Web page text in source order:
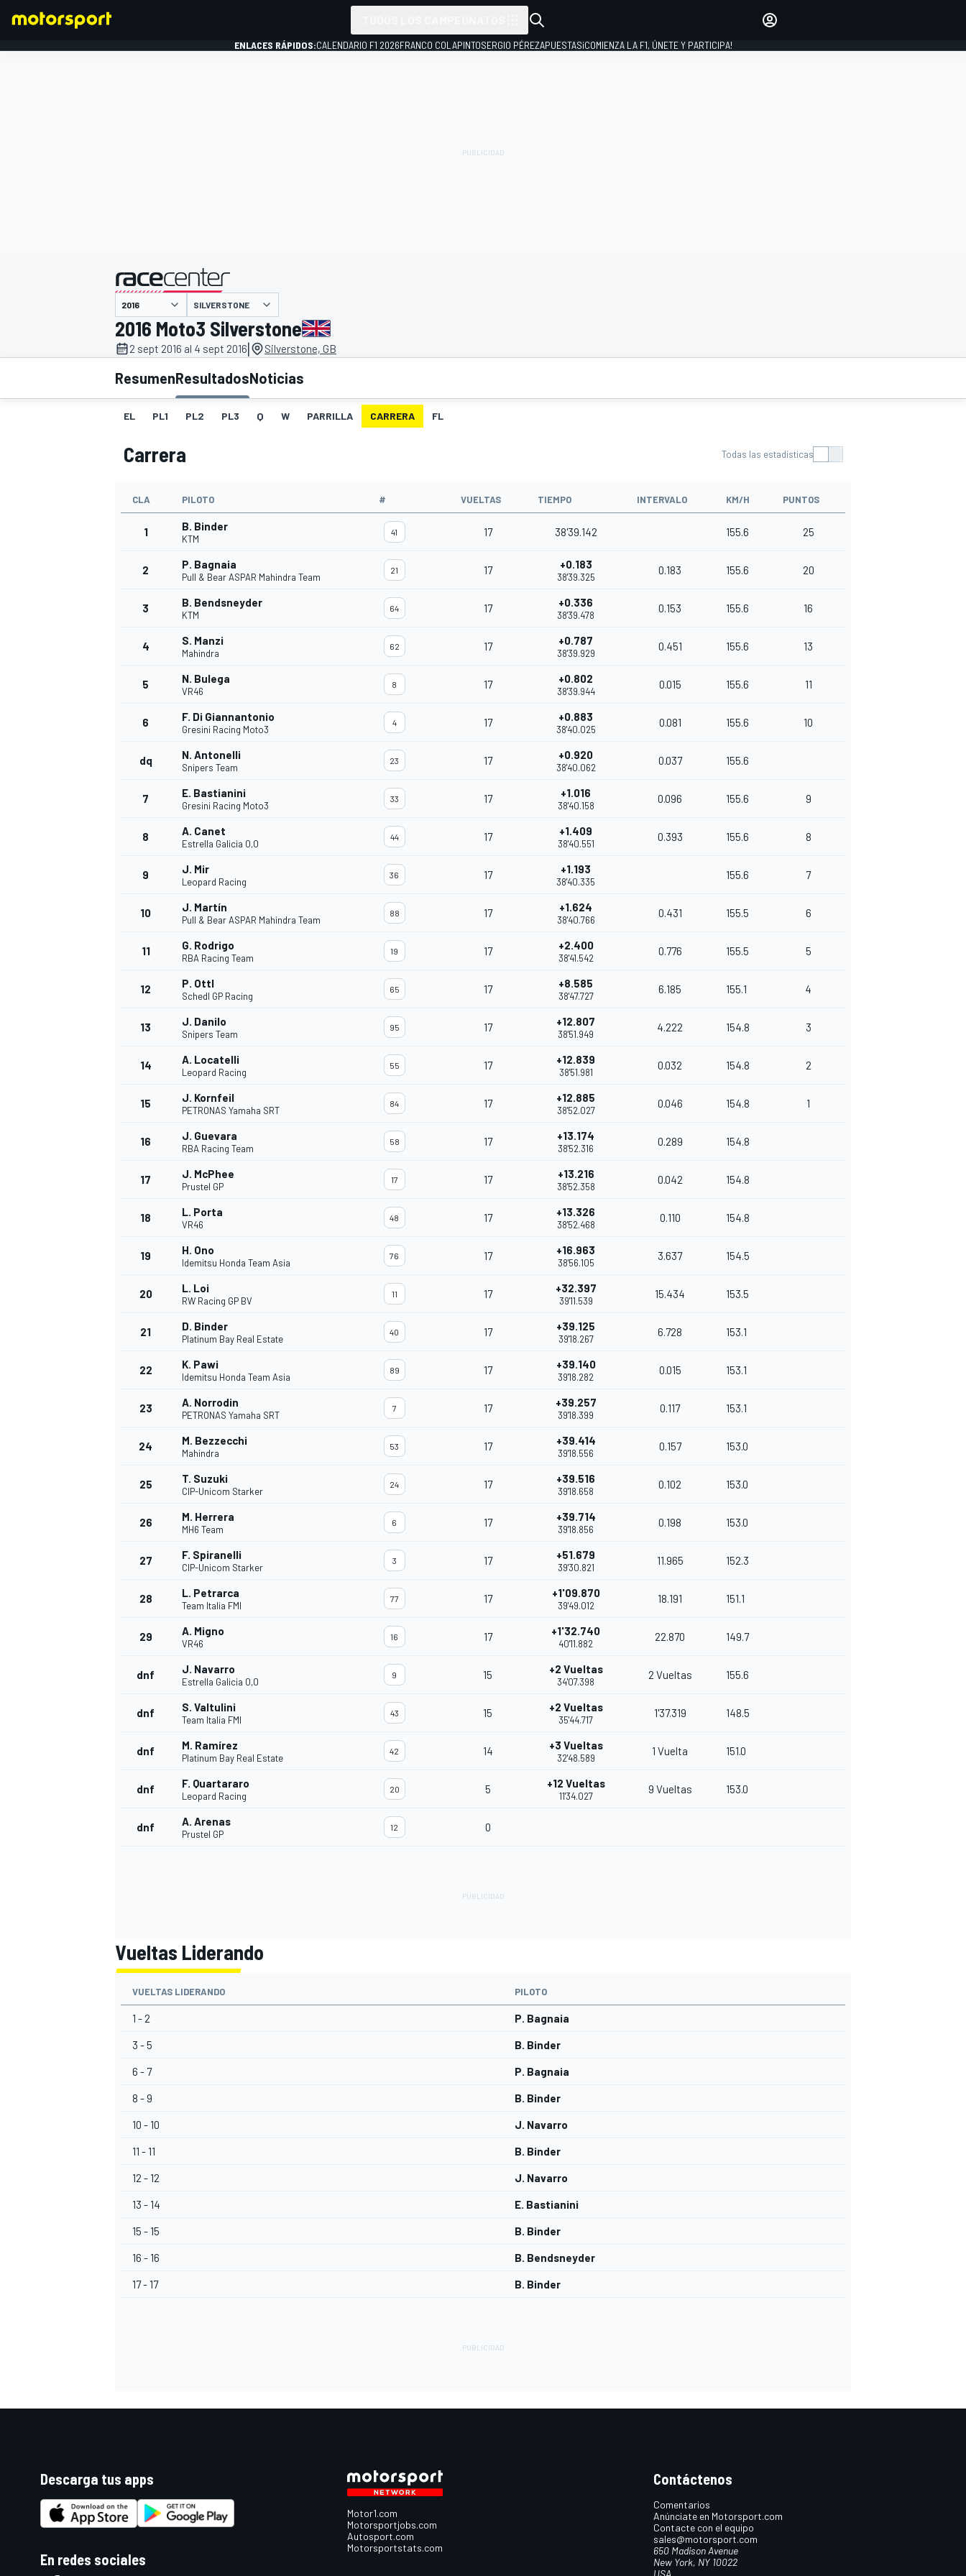
INDYCAR
FÓRMULA E
INICIAR SESIÓN
ENLACES RÁPIDOS:CALENDARIO F1 2026FRANCO COLAPINTOSERGIO PÉREZAPUESTAS¡COMIENZA LA F1, ÚNETE Y PARTICIPA!
presentado por
SILVERSTONE
2016 Moto3 Silverstone
2 sept 2016 al 4 sept 2016| Silverstone, GB
ResumenResultadosNoticias
EL PL1 PL2 PL3 Q W PARRILLA CARRERA FL
Carrera Todas las estadísticas
CLA PILOTO # VUELTAS TIEMPO INTERVALO KM/H PUNTOS
1 B. Binder
KTM
41 17 38'39.142 155.6 25
2 P. Bagnaia
Pull & Bear ASPAR Mahindra Team
21 17 +0.183
38'39.325
0.183 155.6 20
3 B. Bendsneyder
KTM
64 17 +0.336
38'39.478
0.153 155.6 16
4 S. Manzi
Mahindra
62 17 +0.787
38'39.929
0.451 155.6 13
5 N. Bulega
VR46
8 17 +0.802
38'39.944
0.015 155.6 11
6 F. Di Giannantonio
Gresini Racing Moto3
4 17 +0.883
38'40.025
0.081 155.6 10
dq N. Antonelli
Snipers Team
23 17 +0.920
38'40.062
0.037 155.6
7 E. Bastianini
Gresini Racing Moto3
33 17 +1.016
38'40.158
0.096 155.6 9
8 A. Canet
Estrella Galicia 0,0
44 17 +1.409
38'40.551
0.393 155.6 8
9 J. Mir
Leopard Racing
36 17 +1.193
38'40.335
155.6 7
10 J. Martín
Pull & Bear ASPAR Mahindra Team
88 17 +1.624
38'40.766
0.431 155.5 6
11 G. Rodrigo
RBA Racing Team
19 17 +2.400
38'41.542
0.776 155.5 5
12 P. Ottl
Schedl GP Racing
65 17 +8.585
38'47.727
6.185 155.1 4
13 J. Danilo
Snipers Team
95 17 +12.807
38'51.949
4.222 154.8 3
14 A. Locatelli
Leopard Racing
55 17 +12.839
38'51.981
0.032 154.8 2
15 J. Kornfeil
PETRONAS Yamaha SRT
84 17 +12.885
38'52.027
0.046 154.8 1
16 J. Guevara
RBA Racing Team
58 17 +13.174
38'52.316
0.289 154.8
17 J. McPhee
Prustel GP
17 17 +13.216
38'52.358
0.042 154.8
18 L. Porta
VR46
48 17 +13.326
38'52.468
0.110 154.8
19 H. Ono
Idemitsu Honda Team Asia
76 17 +16.963
38'56.105
3.637 154.5
20 L. Loi
RW Racing GP BV
11 17 +32.397
39'11.539
15.434 153.5
21 D. Binder
Platinum Bay Real Estate
40 17 +39.125
39'18.267
6.728 153.1
22 K. Pawi
Idemitsu Honda Team Asia
89 17 +39.140
39'18.282
0.015 153.1
23 A. Norrodin
PETRONAS Yamaha SRT
7 17 +39.257
39'18.399
0.117 153.1
24 M. Bezzecchi
Mahindra
53 17 +39.414
39'18.556
0.157 153.0
25 T. Suzuki
CIP-Unicom Starker
24 17 +39.516
39'18.658
0.102 153.0
26 M. Herrera
MH6 Team
6 17 +39.714
39'18.856
0.198 153.0
27 F. Spiranelli
CIP-Unicom Starker
3 17 +51.679
39'30.821
11.965 152.3
28 L. Petrarca
Team Italia FMI
77 17 +1'09.870
39'49.012
18.191 151.1
29 A. Migno
VR46
16 17 +1'32.740
40'11.882
22.870 149.7
dnf J. Navarro
Estrella Galicia 0,0
9 15 +2 Vueltas
34'07.398
2 Vueltas 155.6
dnf S. Valtulini
Team Italia FMI
43 15 +2 Vueltas
35'44.717
1'37.319 148.5
dnf M. Ramírez
Platinum Bay Real Estate
42 14 +3 Vueltas
32'48.589
1 Vuelta 151.0
dnf F. Quartararo
Leopard Racing
20 5 +12 Vueltas
11'34.027
9 Vueltas 153.0
dnf A. Arenas
Prustel GP
12 0
Vueltas Liderando
VUELTAS LIDERANDO PILOTO
1 - 2 P. Bagnaia
3 - 5 B. Binder
6 - 7 P. Bagnaia
8 - 9 B. Binder
10 - 10 J. Navarro
11 - 11 B. Binder
12 - 12 J. Navarro
13 - 14 E. Bastianini
15 - 15 B. Binder
16 - 16 B. Bendsneyder
17 - 17 B. Binder
Descarga tus apps
En redes sociales
Motor1.com
Motorsportjobs.com
Autosport.com
Motorsportstats.com
Contáctenos
Comentarios
Anúnciate en Motorsport.com
Contacte con el equipo
sales@motorsport.com
650 Madison Avenue
New York, NY 10022
USA